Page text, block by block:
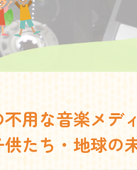
不用な音楽メデ
たち・地球の